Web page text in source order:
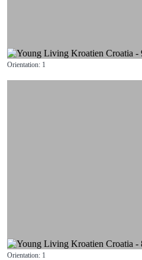
Orientation: 1
Orientation: 1